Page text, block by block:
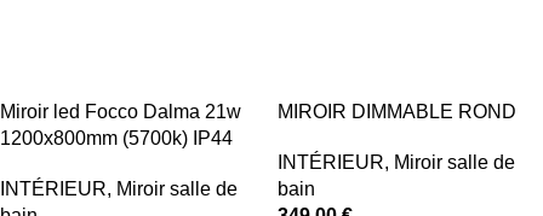
Miroir led Focco Dalma 21w
1200x800mm (5700k) IP44
INTÉRIEUR, Miroir salle de
MIROIR DIMMABLE ROND
INTÉRIEUR, Miroir salle de
bain